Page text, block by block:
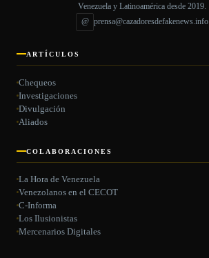
Venezuela y Latinoamérica desde 2019.
@ prensa@cazadoresdefakenews.info
ARTÍCULOS
Chequeos
Investigaciones
Divulgación
Aliados
COLABORACIONES
La Hora de Venezuela
Venezolanos en el CECOT
C-Informa
Los Ilusionistas
Mercenarios Digitales